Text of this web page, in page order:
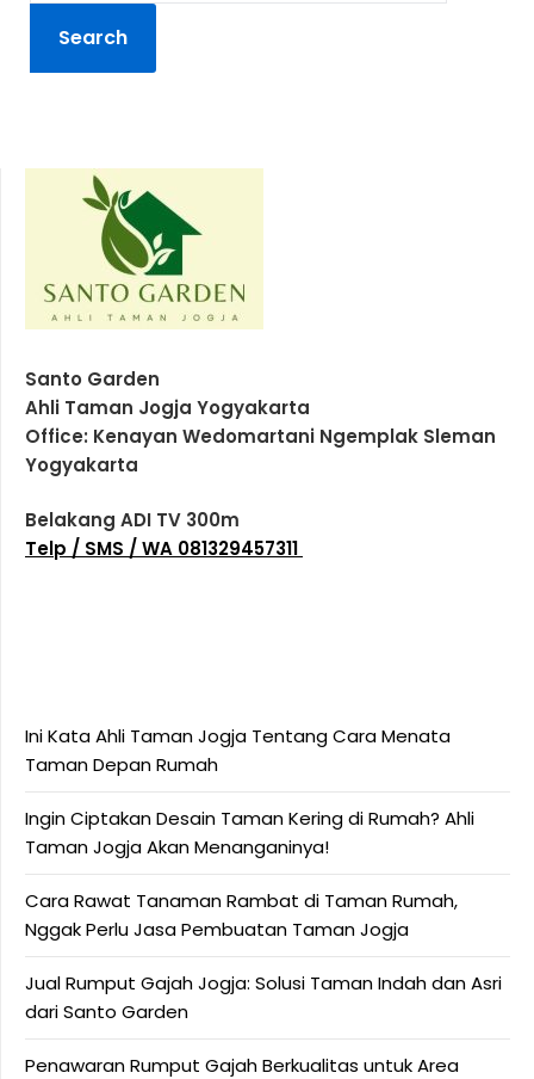
Santo Garden
Ahli Taman Jogja Yogyakarta
Office: Kenayan Wedomartani Ngemplak Sleman
Yogyakarta
Belakang ADI TV 300m
Telp / SMS / WA 081329457311
Ini Kata Ahli Taman Jogja Tentang Cara Menata
Taman Depan Rumah
Ingin Ciptakan Desain Taman Kering di Rumah? Ahli
Taman Jogja Akan Menanganinya!
Cara Rawat Tanaman Rambat di Taman Rumah,
Nggak Perlu Jasa Pembuatan Taman Jogja
Jual Rumput Gajah Jogja: Solusi Taman Indah dan Asri
dari Santo Garden
Penawaran Rumput Gajah Berkualitas untuk Area